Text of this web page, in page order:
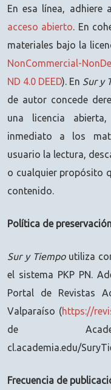
En esa línea, adhiere
acceso abierto. En
materiales bajo la
NonCommercial-
ND 4.0 DEED). En Sur y
de autor concede
una licencia
inmediato a los
usuario la lectura,
o cualquier propósito
contenido.
Política de
Sur y Tiempoutiliza
el sistema PKP PN.
Portal de Revistas
Valparaíso (https://
de
cl.academia.edu/
Frecuencia de